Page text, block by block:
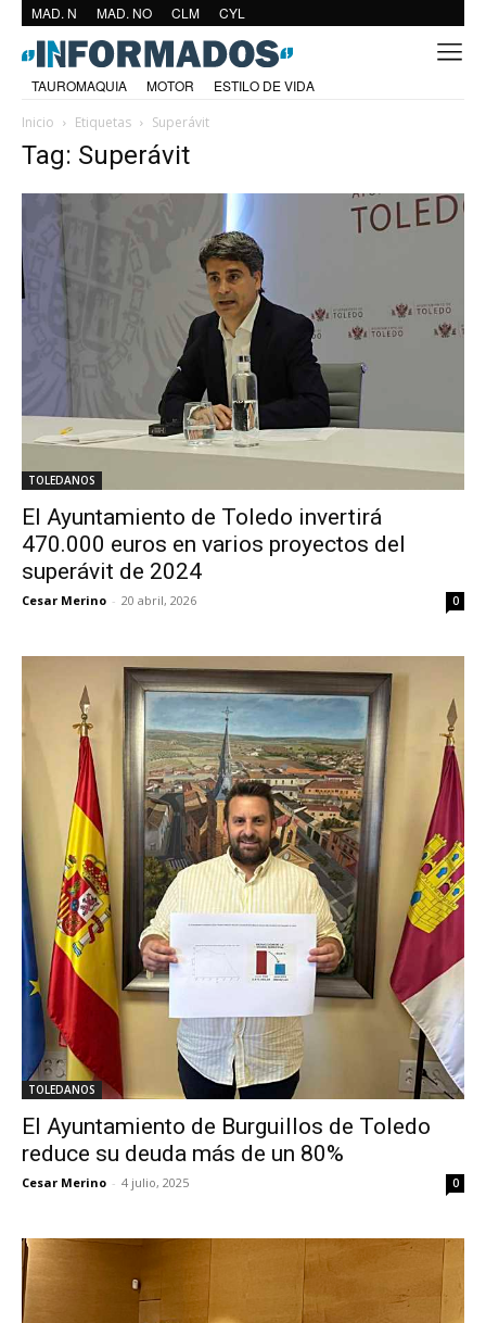
MAD. N MAD. NO CLM CYL
TAUROMAQUIA MOTOR
ESTILO DE VIDA
Inicio
Etiquetas Superávit
Tag: Superávit
TOLEDANOS
El Ayuntamiento de Toledo invertirá
470.000 euros en varios proyectos del
superávit de 2024
Cesar Merino - 20 abril, 2026 0
TOLEDANOS
El Ayuntamiento de Burguillos de Toledo
reduce su deuda más de un 80%
Cesar Merino - 4 julio, 2025 0